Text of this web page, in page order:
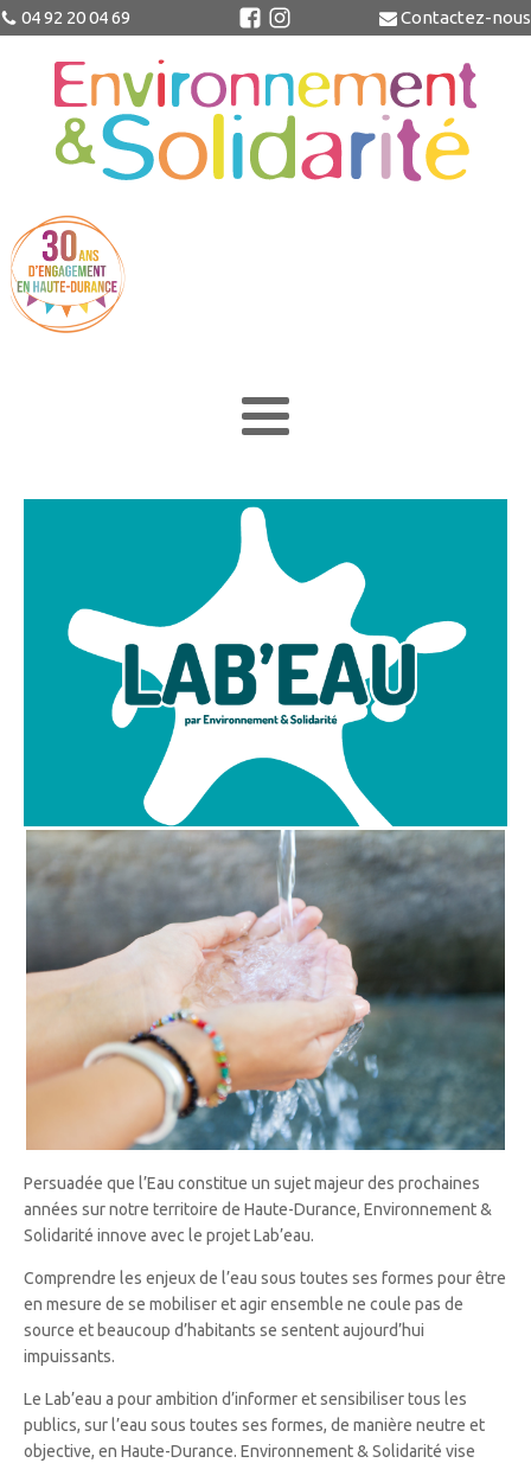
04 92 20 04 69 Contactez-nous
Persuadée que l’Eau constitue un sujet majeur des prochaines
années sur notre territoire de Haute-Durance, Environnement &
Solidarité innove avec le projet Lab’eau.
Comprendre les enjeux de l’eau sous toutes ses formes pour être
en mesure de se mobiliser et agir ensemble ne coule pas de
source et beaucoup d’habitants se sentent aujourd’hui
impuissants.
Le Lab’eau a pour ambition d’informer et sensibiliser tous les
publics, sur l’eau sous toutes ses formes, de manière neutre et
objective, en Haute-Durance. Environnement & Solidarité vise